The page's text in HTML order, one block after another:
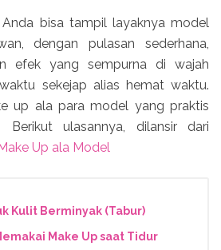
bisa tampil layaknya model
dengan pulasan sederhana,
efek yang sempurna di wajah
sekejap alias hemat waktu.
up ala para model yang praktis
ulasannya, dilansir dari
Kulit Berminyak (Tabur)
Make Up saat Tidur